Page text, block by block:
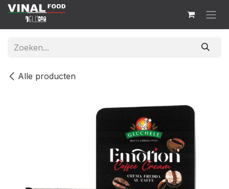
Overslaan naar inhoud
Alle producten